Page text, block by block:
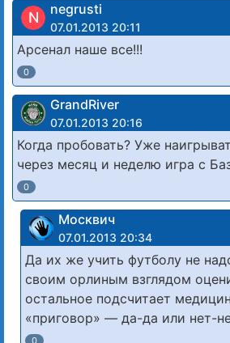
N negrusti
07.01.2013 20:11
Арсенал наше все!!!
0
GrandRiver
07.01.2013 20:16
Когда пробовать? Уже
через месяц и неделю игра с
0
Москвич
07.01.2013 20:34
Да их же учить футболу не
своим орлиным взглядом
остальное подсчитает
«приговор» — да-да или нет-